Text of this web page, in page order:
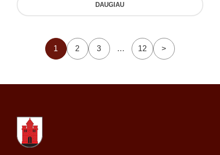
DAUGIAU
1 2 3 … 12 >